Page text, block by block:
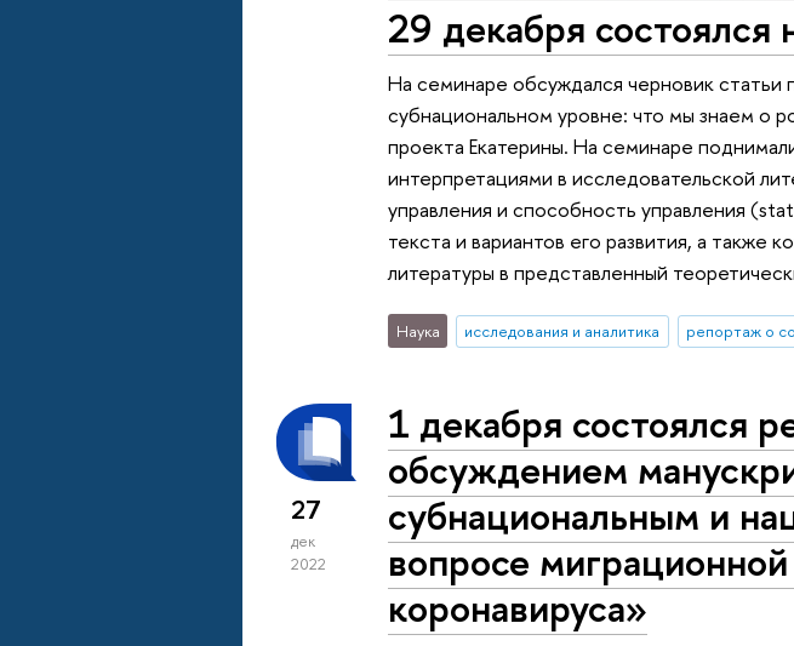
29 декабря
На семинаре обсуждался черновик статьи
субнациональном уровне: что мы знаем о
проекта Екатерины. На семинаре
интерпретациями в исследовательской
управления и способность управления
текста и вариантов его развития, а
литературы в представленный
Наука исследования и аналитика репортаж о
27
дек
2022
1 декабря состоялся
обсуждением
субнациональным и
вопросе
коронавируса»